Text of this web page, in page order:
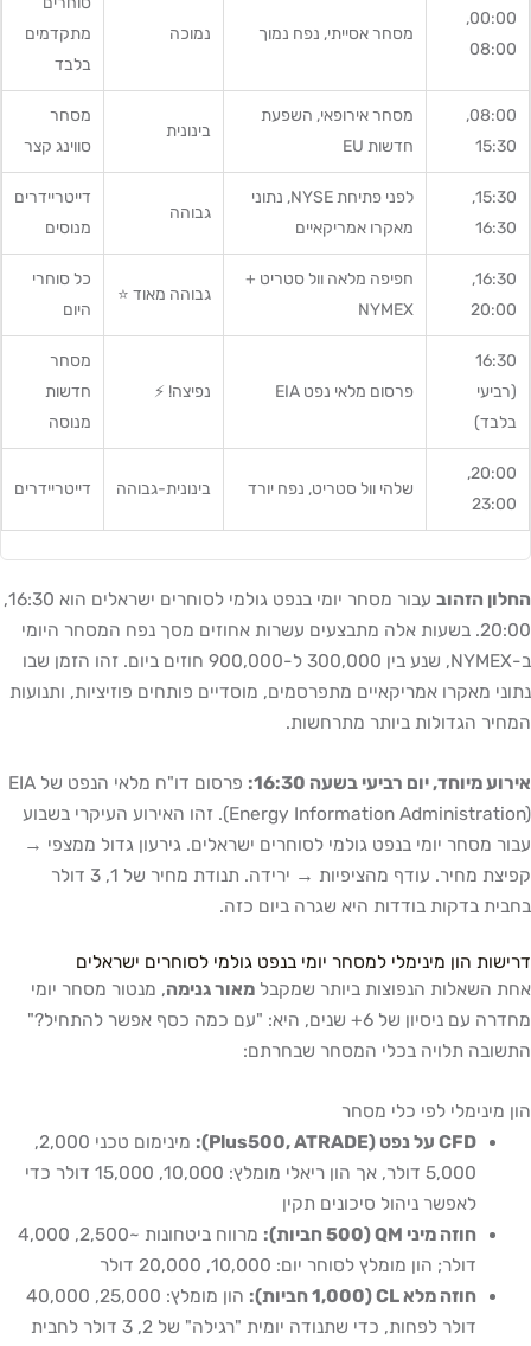
00:00,
08:00
מסחר אסייתי, נפח נמוך נמוכה
מתקדמים
בלבד
08:00,
15:30
מסחר אירופאי, השפעת
חדשות EU
בינונית
מסחר
סווינג קצר
15:30,
16:30
לפני פתיחת NYSE, נתוני
מאקרו אמריקאיים
גבוהה
דייטריידרים
מנוסים
16:30,
20:00
חפיפה מלאה וול סטריט +
NYMEX
גבוהה מאוד ⭐
כל סוחרי
היום
16:30
(רביעי
בלבד)
פרסום מלאי נפט EIA נפיצה! ⚡
מסחר
חדשות
מנוסה
20:00,
23:00
שלהי וול סטריט, נפח יורד בינונית-גבוהה דייטריידרים
החלון הזהוב
עבור מסחר יומי בנפט גולמי לסוחרים ישראלים הוא 16:30,
20:00. בשעות אלה מתבצעים עשרות אחוזים מסך נפח המסחר היומי
ב-NYMEX, שנע בין 300,000 ל-900,000 חוזים ביום. זהו הזמן שבו
נתוני מאקרו אמריקאיים מתפרסמים, מוסדיים פותחים פוזיציות, ותנועות
המחיר הגדולות ביותר מתרחשות.
אירוע מיוחד, יום רביעי בשעה 16:30:
פרסום דו"ח מלאי הנפט של EIA
(Energy Information Administration). זהו האירוע העיקרי בשבוע
עבור מסחר יומי בנפט גולמי לסוחרים ישראלים. גירעון גדול ממצפי →
קפיצת מחיר. עודף מהציפיות → ירידה. תנודת מחיר של 1, 3 דולר
בחבית בדקות בודדות היא שגרה ביום כזה.
דרישות הון מינימלי למסחר יומי בנפט גולמי לסוחרים ישראלים
אחת השאלות הנפוצות ביותר שמקבל מאור גנימה, מנטור מסחר יומי
מחדרה עם ניסיון של 6+ שנים, היא: "עם כמה כסף אפשר להתחיל?"
התשובה תלויה בכלי המסחר שבחרתם:
הון מינימלי לפי כלי מסחר
CFD על נפט (Plus500, ATRADE):
מינימום טכני 2,000,
5,000 דולר, אך הון ריאלי מומלץ: 10,000, 15,000 דולר כדי
לאפשר ניהול סיכונים תקין
חוזה מיני QM (500 חביות):
מרווח ביטחונות ~2,500, 4,000
דולר; הון מומלץ לסוחר יום: 10,000, 20,000 דולר
חוזה מלא CL (1,000 חביות):
הון מומלץ: 25,000, 40,000
דולר לפחות, כדי שתנודה יומית "רגילה" של 2, 3 דולר לחבית